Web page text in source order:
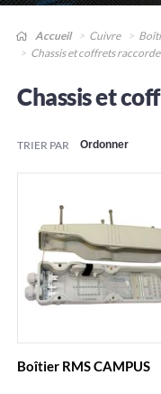
Accueil Cuivre
Chassis et coffrets
Chassis et
TRIER PAR
Boîtier RMS CAMPUS